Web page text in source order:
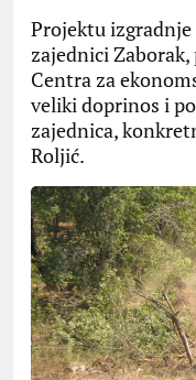
Projektu
zajednici
Centra za
veliki doprinos i
zajednica,
Roljić.